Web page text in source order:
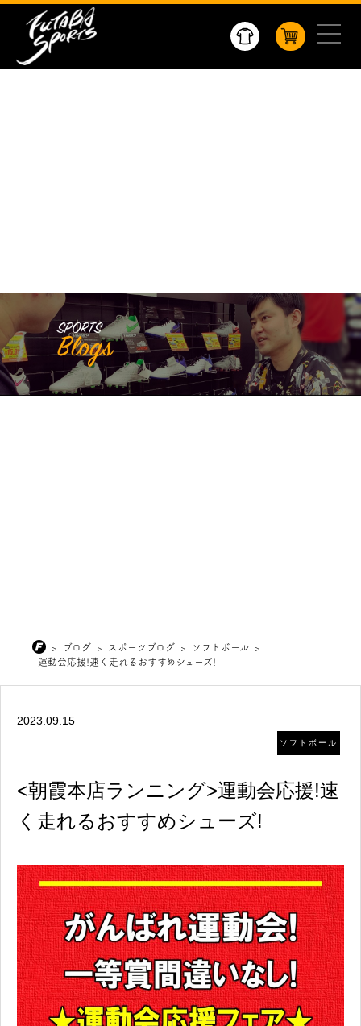
> ブログ > スポーツブログ > ソフトボール
>
運動会応援!速く走れるおすすめシューズ!
2023.09.15
ソフトボール
<朝霞本店ランニング>運動会応援!速
く走れるおすすめシューズ!